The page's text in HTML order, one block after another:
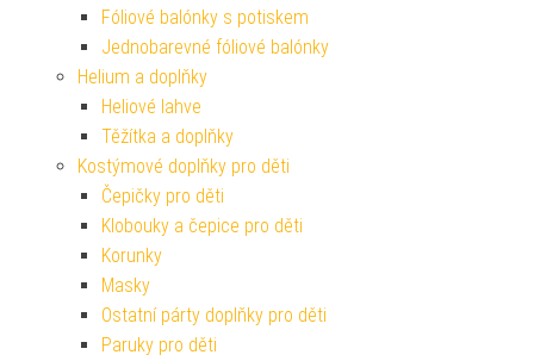
Fóliové balónky s potiskem
Jednobarevné fóliové balónky
Helium a doplňky
Heliové lahve
Těžítka a doplňky
Kostýmové doplňky pro děti
Čepičky pro děti
Klobouky a čepice pro děti
Korunky
Masky
Ostatní párty doplňky pro děti
Paruky pro děti